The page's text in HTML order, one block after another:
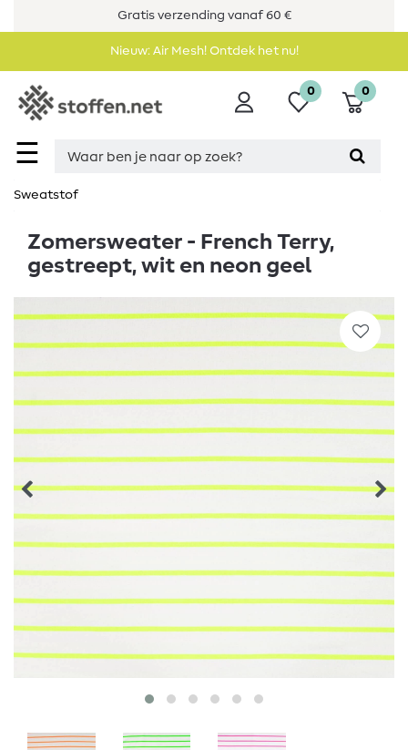
Gratis verzending vanaf 60 €
Nieuw: Air Mesh! Ontdek het nu!
☰
0 0
Sweatstof
Zomersweater - French Terry,
gestreept, wit en neon geel